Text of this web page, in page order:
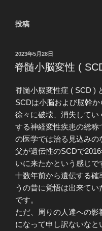
投稿
投
稿
日:
2023年5月28日
脊髄小脳変性 (
脊髄小脳変性症 ( SCD )
SCDは小脳および脳幹
徐々に破壊、消失してい
する神経変性疾患の総
の医学では治る見込みの
父が遺伝性のSCDで
いに来たかという感じで
十数年前から遺伝する確
うの昔に覚悟は出来て
です。
ただ、周りの人達への影
になって申し訳ないなと